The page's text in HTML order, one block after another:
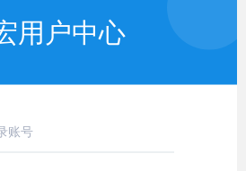
用户中心